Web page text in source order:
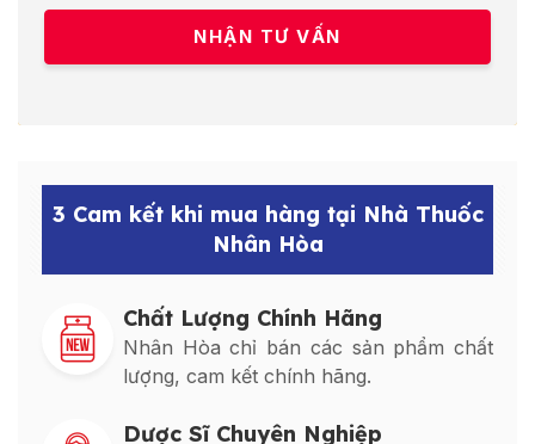
3 Cam kết khi mua hàng tại Nhà Thuốc
Nhân Hòa
Chất Lượng Chính Hãng
Nhân Hòa chỉ bán các sản phẩm chất
lượng, cam kết chính hãng.
Dược Sĩ Chuyên Nghiệp